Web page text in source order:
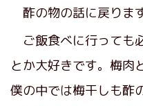
酢の物の話に戻ります
ご飯食べに行っても
とか大好きです。梅肉
僕の中では梅干しも酢